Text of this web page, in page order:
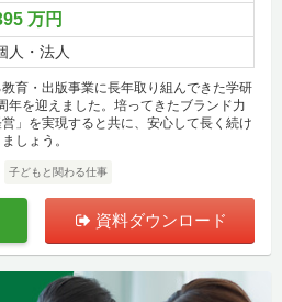
万円
人・法人
教育・出版事業に長年取り組んできた学研
年を迎えました。培ってきたブランド力
」を実現すると共に、安心して長く続け
しょう。
子どもと関わる仕事
資料ダウンロード